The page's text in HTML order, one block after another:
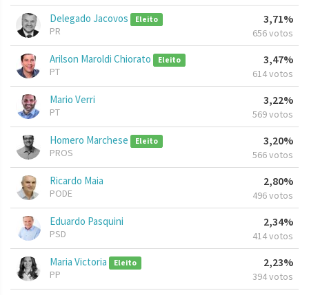
Delegado Jacovos Eleito
PR
3,71%
656 votos
Arilson Maroldi Chiorato Eleito
PT
3,47%
614 votos
Mario Verri
PT
3,22%
569 votos
Homero Marchese Eleito
PROS
3,20%
566 votos
Ricardo Maia
PODE
2,80%
496 votos
Eduardo Pasquini
PSD
2,34%
414 votos
Maria Victoria Eleito
PP
2,23%
394 votos